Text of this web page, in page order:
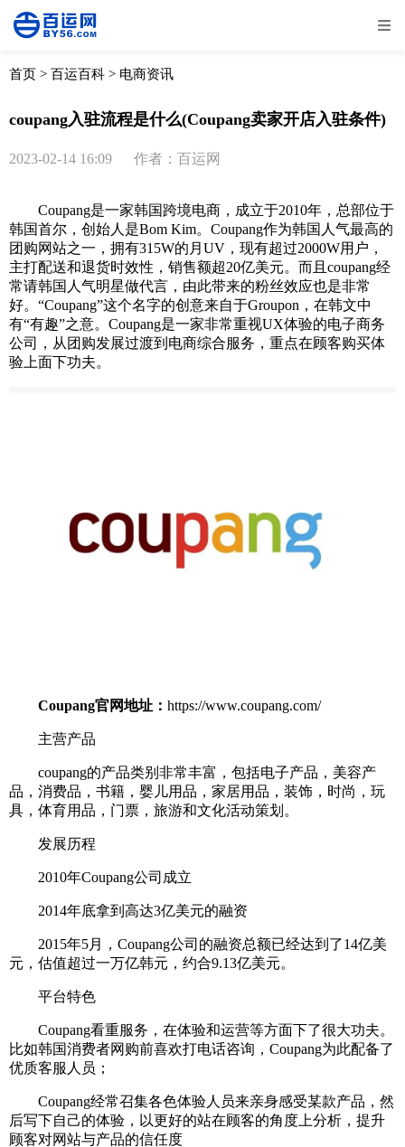
全部 物流资讯
取消
首页 > 百运百科 > 电商资讯
coupang入驻流程是什么(Coupang卖家开店入驻条件)
2023-02-14 16:09 作者：百运网
Coupang是一家韩国跨境电商，成立于2010年，总部位于
韩国首尔，创始人是Bom Kim。Coupang作为韩国人气最高的
团购网站之一，拥有315W的月UV，现有超过2000W用户，
主打配送和退货时效性，销售额超20亿美元。而且coupang经
常请韩国人气明星做代言，由此带来的粉丝效应也是非常
好。“Coupang”这个名字的创意来自于Groupon，在韩文中
有“有趣”之意。Coupang是一家非常重视UX体验的电子商务
公司，从团购发展过渡到电商综合服务，重点在顾客购买体
验上面下功夫。
Coupang官网地址： https://www.coupang.com/
主营产品
coupang的产品类别非常丰富，包括电子产品，美容产
品，消费品，书籍，婴儿用品，家居用品，装饰，时尚，玩
具，体育用品，门票，旅游和文化活动策划。
发展历程
2010年Coupang公司成立
2014年底拿到高达3亿美元的融资
2015年5月，Coupang公司的融资总额已经达到了14亿美
元，估值超过一万亿韩元，约合9.13亿美元。
平台特色
Coupang看重服务，在体验和运营等方面下了很大功夫。
比如韩国消费者网购前喜欢打电话咨询，Coupang为此配备了
优质客服人员；
Coupang经常召集各色体验人员来亲身感受某款产品，然
后写下自己的体验，以更好的站在顾客的角度上分析，提升
顾客对网站与产品的信任度